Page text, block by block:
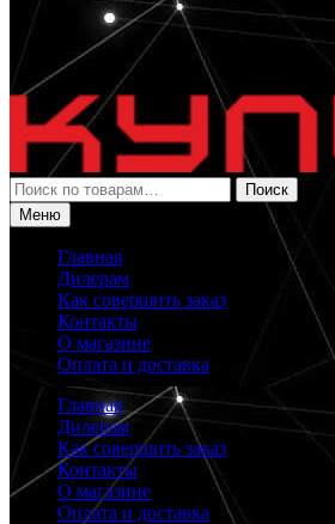
Искать:
Поиск
Меню
Главная
Дилерам
Как совершить заказ
Контакты
О магазине
Оплата и доставка
Главная
Дилерам
Как совершить заказ
Контакты
О магазине
Оплата и доставка